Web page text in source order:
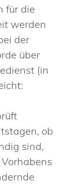
für die
werden
der
über
(in
ob
sind,